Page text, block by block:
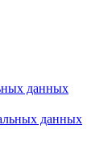
данных
данных